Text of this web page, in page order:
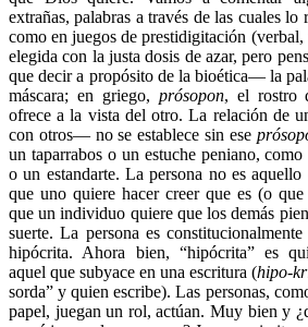
extrañas, palabras a través de las cuales lo
como en juegos de prestidigitación
elegida con la justa dosis de azar, pero
que decir a propósito de la bioética— la
máscara; en griego, prósopon, el rostro
ofrece a la vista del otro. La relación de
con otros— no se establece sin ese
un taparrabos o un estuche peniano,
o un estandarte. La persona no es
que uno quiere hacer creer que es (o
que un individuo quiere que los demás
suerte. La persona es
hipócrita. Ahora bien, “hipócrita” es
aquel que subyace en una escritura (hipo-
sorda” y quien escribe). Las personas,
papel, juegan un rol, actúan. Muy bien y